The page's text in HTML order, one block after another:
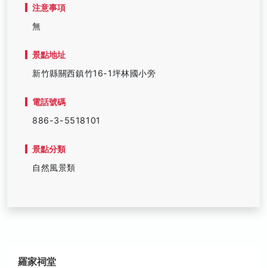
注意事項
無
景點地址
新竹縣關西鎮竹16-1坪林國小旁
電話號碼
886-3-5518101
景點分類
自然風景類
羅家祠堂